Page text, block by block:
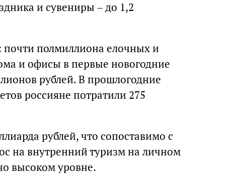
и сувениры – до 1,2
почти полмиллиона елочных и
и офисы в первые новогодние
рублей. В прошлогодние
россияне потратили 275
рублей, что сопоставимо с
на внутренний туризм на личном
высоком уровне.